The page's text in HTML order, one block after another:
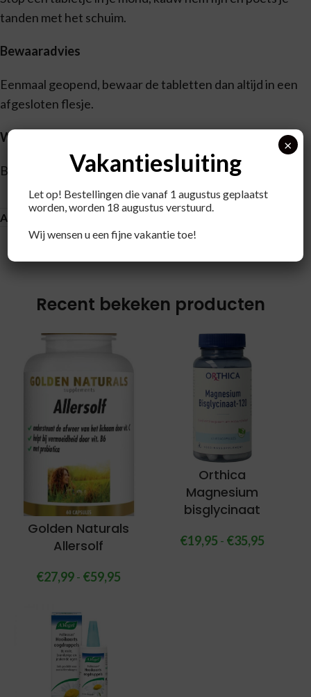
tanden met het schuim.
Bewaaradvies
Eenmaal geopend, bewaar de tabletten dan altijd in een
afgesloten flesje.
Waarschuwingen
Buiten bereik van kinderen bewaren.
Aanvullende informatie
Recent bekeken producten
Golden Naturals
Allersolf
€27,99- €59,95
Orthica
Magnesium
bisglycinaat
€19,95 - €35,95
Vakantiesluiting
Let op! Bestellingen die vanaf 1 augustus geplaatst
worden, worden 18 augustus verstuurd.
Wij wensen u een fijne vakantie toe!
×